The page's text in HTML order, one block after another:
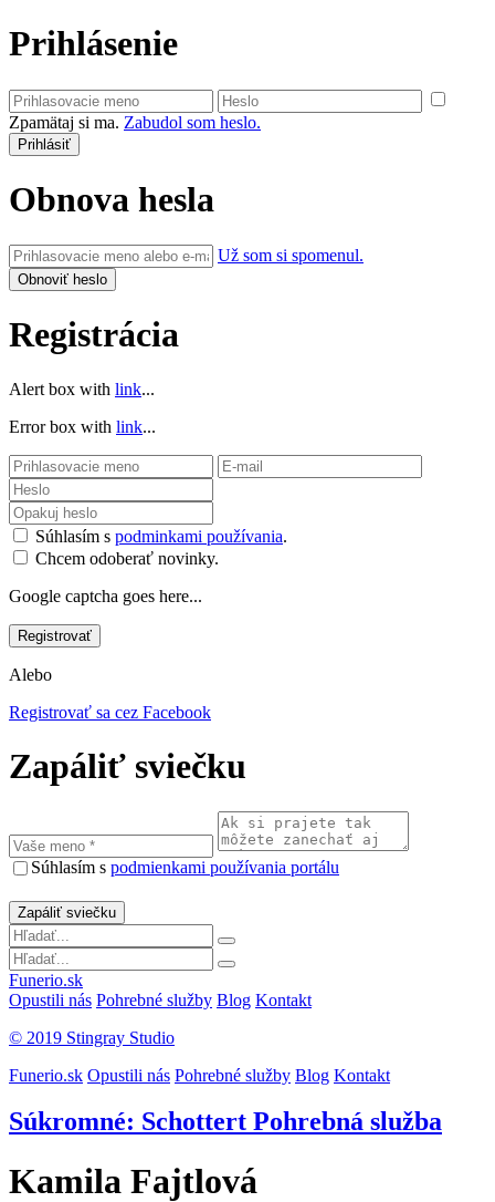
Prihlásenie
Zpamätaj si ma. Zabudol som heslo.
Obnova hesla
Už som si spomenul.
Registrácia
Alert box with link...
Error box with link...
Súhlasím s podminkami používania.
Chcem odoberať novinky.
Google captcha goes here...
Alebo
Registrovať sa cez Facebook
Zapáliť sviečku
Súhlasím s podmienkami používania portálu
Funerio.sk
Opustili nás Pohrebné služby Blog Kontakt
© 2019 Stingray Studio
Funerio.sk Opustili nás Pohrebné služby Blog Kontakt
Súkromné: Schottert Pohrebná služba
Kamila Fajtlová